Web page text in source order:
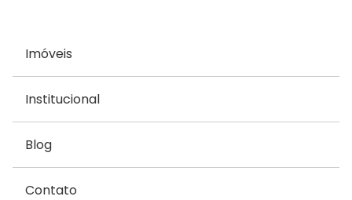
Imóveis
Institucional
Blog
Contato